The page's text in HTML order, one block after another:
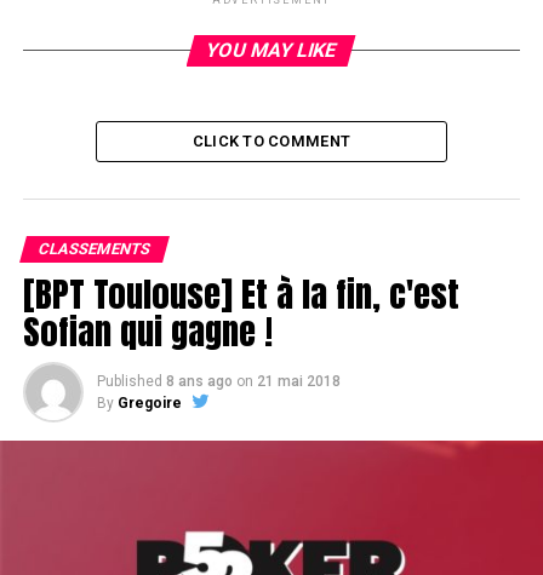
YOU MAY LIKE
CLICK TO COMMENT
CLASSEMENTS
[BPT Toulouse] Et à la fin, c'est
Sofian qui gagne !
Published 8 ans ago on 21 mai 2018
By Gregoire